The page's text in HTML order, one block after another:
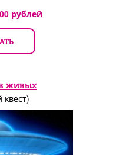
рублей
живых
квест)